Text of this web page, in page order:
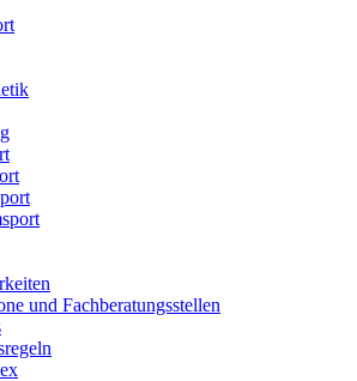
und Fachberatungsstellen